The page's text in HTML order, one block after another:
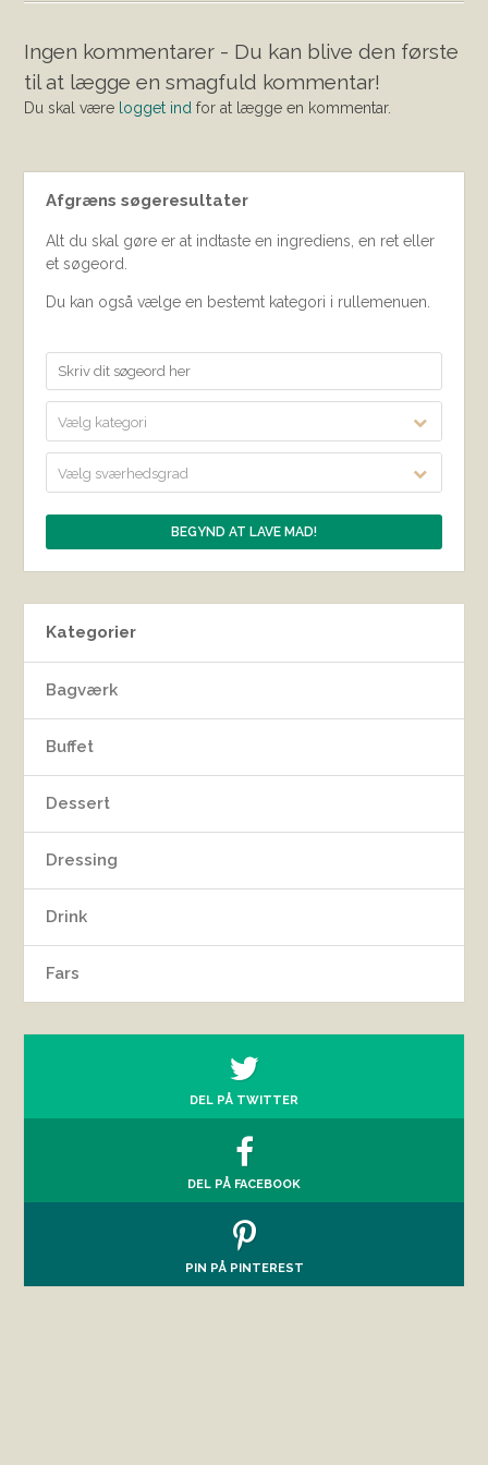
Ingen kommentarer - Du kan blive den første
til at lægge en smagfuld kommentar!
Du skal være logget ind for at lægge en kommentar.
Afgræns søgeresultater
Alt du skal gøre er at indtaste en ingrediens, en ret eller
et søgeord.
Du kan også vælge en bestemt kategori i rullemenuen.
Vælg kategori
Vælg sværhedsgrad
Kategorier
Bagværk
Buffet
Dessert
Dressing
Drink
Fars
DEL PÅ TWITTER
DEL PÅ FACEBOOK
PIN PÅ PINTEREST